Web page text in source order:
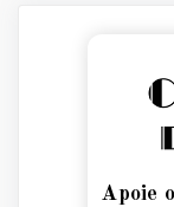
Apoie